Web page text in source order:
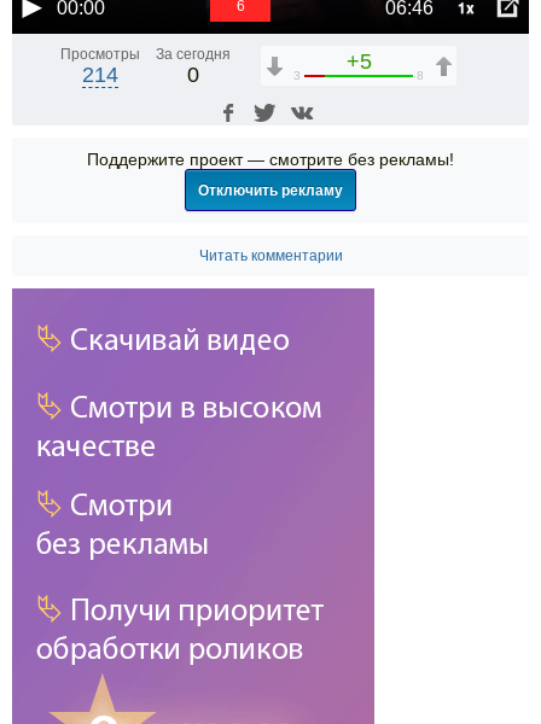
00:00 06:46 1x
6
Просмотры
214
За сегодня
0
+5
3 8
Поддержите проект — смотрите без рекламы!
Отключить рекламу
Читать комментарии